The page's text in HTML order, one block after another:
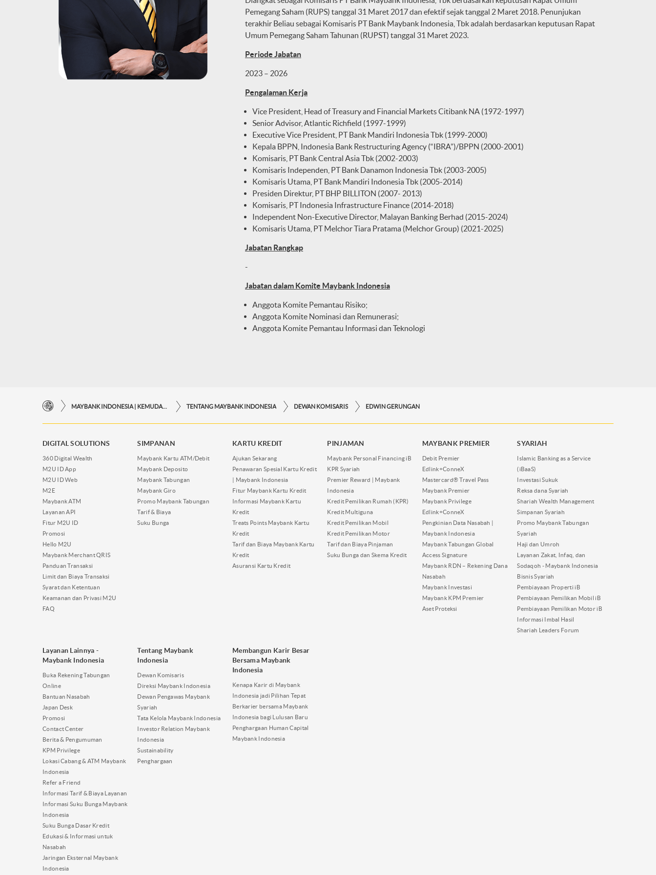
Pemegang Saham (RUPS) tanggal 31 Maret 2017 dan efektif sejak tanggal 2 Maret 2018. Penunjukan
terakhir Beliau sebagai Komisaris PT Bank Maybank Indonesia, Tbk adalah berdasarkan keputusan Rapat
Umum Pemegang Saham Tahunan (RUPST) tanggal 31 Maret 2023.
Periode Jabatan
2023 – 2026
Pengalaman Kerja
Vice President, Head of Treasury and Financial Markets Citibank NA (1972-1997)
Senior Advisor, Atlantic Richfield (1997-1999)
Executive Vice President, PT Bank Mandiri Indonesia Tbk (1999-2000)
Kepala BPPN, Indonesia Bank Restructuring Agency (“IBRA”)/BPPN (2000-2001)
Komisaris, PT Bank Central Asia Tbk (2002-2003)
Komisaris Independen, PT Bank Danamon Indonesia Tbk (2003-2005)
Komisaris Utama, PT Bank Mandiri Indonesia Tbk (2005-2014)
Presiden Direktur, PT BHP BILLITON (2007- 2013)
Komisaris, PT Indonesia Infrastructure Finance (2014-2018)
Independent Non-Executive Director, Malayan Banking Berhad (2015-2024)
Komisaris Utama, PT Melchor Tiara Pratama (Melchor Group) (2021-2025)
Jabatan Rangkap
-
Jabatan dalam Komite Maybank Indonesia
Anggota Komite Pemantau Risiko;
Anggota Komite Nominasi dan Remunerasi;
Anggota Komite Pemantau Informasi dan Teknologi
TENTANG MAYBANK INDONESIA DEWAN KOMISARIS EDWIN GERUNGAN
DIGITAL SOLUTIONS
360 Digital Wealth
M2U ID App
M2U ID Web
M2E
Maybank ATM
Layanan API
Fitur M2U ID
Promosi
Hello M2U
Maybank Merchant QRIS
Panduan Transaksi
Limit dan Biaya Transaksi
Syarat dan Ketentuan
Keamanan dan Privasi M2U
FAQ
SIMPANAN
Maybank Kartu ATM/Debit
Maybank Deposito
Maybank Tabungan
Maybank Giro
Promo Maybank Tabungan
Tarif & Biaya
Suku Bunga
KARTU KREDIT
Ajukan Sekarang
Penawaran Spesial Kartu Kredit
| Maybank Indonesia
Fitur Maybank Kartu Kredit
Informasi Maybank Kartu
Kredit
Treats Points Maybank Kartu
Kredit
Tarif dan Biaya Maybank Kartu
Kredit
Asuransi Kartu Kredit
PINJAMAN
Maybank Personal Financing iB
KPR Syariah
Premier Reward | Maybank
Indonesia
Kredit Pemilikan Rumah (KPR)
Kredit Multiguna
Kredit Pemilikan Mobil
Kredit Pemilikan Motor
Tarif dan Biaya Pinjaman
Suku Bunga dan Skema Kredit
MAYBANK PREMIER
Debit Premier
Edlink+ConneX
Mastercard® Travel Pass
Maybank Premier
Maybank Privilege
Edlink+ConneX
Pengkinian Data Nasabah |
Maybank Indonesia
Maybank Tabungan Global
Access Signature
Maybank RDN – Rekening Dana
Nasabah
Maybank Investasi
Maybank KPM Premier
Aset Proteksi
SYARIAH
Islamic Banking as a Service
(iBaaS)
Investasi Sukuk
Reksa dana Syariah
Shariah Wealth Management
Simpanan Syariah
Promo Maybank Tabungan
Syariah
Haji dan Umroh
Layanan Zakat, Infaq, dan
Sodaqoh - Maybank Indonesia
Bisnis Syariah
Pembiayaan Properti iB
Pembiayaan Pemilikan Mobil iB
Pembiayaan Pemilikan Motor iB
Informasi Imbal Hasil
Shariah Leaders Forum
Layanan Lainnya -
Maybank Indonesia
Buka Rekening Tabungan
Online
Bantuan Nasabah
Japan Desk
Promosi
Contact Center
Berita & Pengumuman
KPM Privilege
Lokasi Cabang & ATM Maybank
Indonesia
Refer a Friend
Informasi Tarif & Biaya Layanan
Informasi Suku Bunga Maybank
Indonesia
Suku Bunga Dasar Kredit
Edukasi & Informasi untuk
Nasabah
Jaringan Eksternal Maybank
Indonesia
Tentang Maybank
Indonesia
Dewan Komisaris
Direksi Maybank Indonesia
Dewan Pengawas Maybank
Syariah
Tata Kelola Maybank Indonesia
Investor Relation Maybank
Indonesia
Sustainability
Penghargaan
Membangun Karir Besar
Bersama Maybank
Indonesia
Kenapa Karir di Maybank
Indonesia jadi Pilihan Tepat
Berkarier bersama Maybank
Indonesia bagi Lulusan Baru
Penghargaan Human Capital
Maybank Indonesia